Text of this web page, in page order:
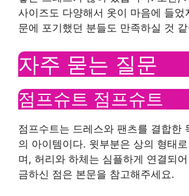
사이즈도 다양해서 옷이 마음에 들었
문에 포기했던 분들도 만족하실 것
자주 묻는 질문
점프슈트 점프슈트
점프수트는 드레스와 팬츠를 결합한
의 아이템이다. 윗부분은 상의 형태
며, 허리와 하체는 심플하게 연결되
금하신 점은 본문을 참고해주세요.